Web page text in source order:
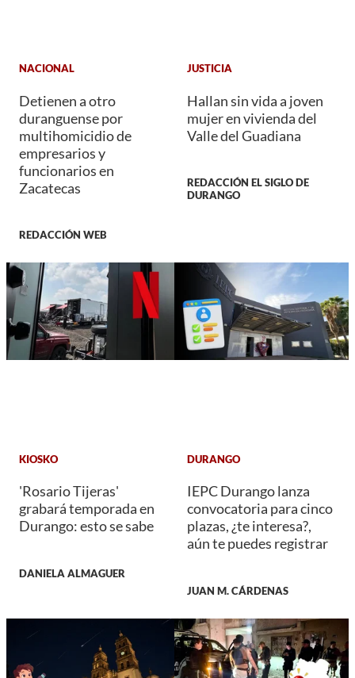
NACIONAL
Detienen a otro
duranguense por
multihomicidio de
empresarios y
funcionarios en
Zacatecas
REDACCIÓN WEB
JUSTICIA
Hallan sin vida a joven
mujer en vivienda del
Valle del Guadiana
REDACCIÓN EL SIGLO DE
DURANGO
KIOSKO
'Rosario Tijeras'
grabará temporada en
Durango: esto se sabe
DANIELA ALMAGUER
DURANGO
IEPC Durango lanza
convocatoria para cinco
plazas, ¿te interesa?,
aún te puedes registrar
JUAN M. CÁRDENAS